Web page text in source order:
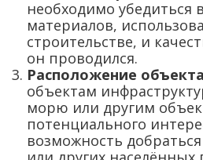
необходимо убедиться
материалов,
строительстве, и
он проводился.
Расположение объекта
объектам
морю или другим
потенциального
возможность